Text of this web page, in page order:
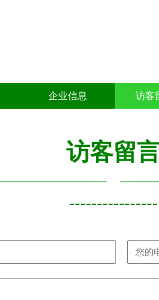
企业信息 访客
访客留
----------------